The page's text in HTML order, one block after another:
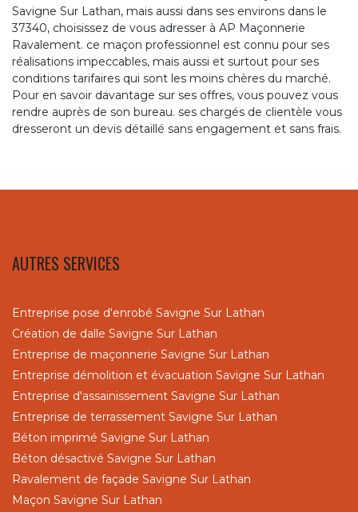
Savigne Sur Lathan, mais aussi dans ses environs dans le
37340, choisissez de vous adresser à AP Maçonnerie
Ravalement. ce maçon professionnel est connu pour ses
réalisations impeccables, mais aussi et surtout pour ses
conditions tarifaires qui sont les moins chères du marché.
Pour en savoir davantage sur ses offres, vous pouvez vous
rendre auprès de son bureau. ses chargés de clientèle vous
dresseront un devis détaillé sans engagement et sans frais.
AUTRES SERVICES
Entreprise pose d'enrobé Savigne Sur Lathan
Création de dalle Savigne Sur Lathan
Entreprise de maçonnerie Savigne Sur Lathan
Entreprise démolition et évacuation Savigne Sur Lathan
Entreprise d'assainissement Savigne Sur Lathan
Entreprise de terrassement Savigne Sur Lathan
Béton imprimé Savigne Sur Lathan
Béton désactivé Savigne Sur Lathan
Ravalement de façade Savigne Sur Lathan
Maçon Savigne Sur Lathan